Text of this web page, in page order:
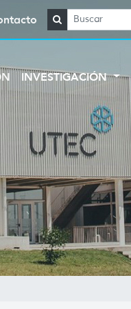
INVESTIGACIÓN